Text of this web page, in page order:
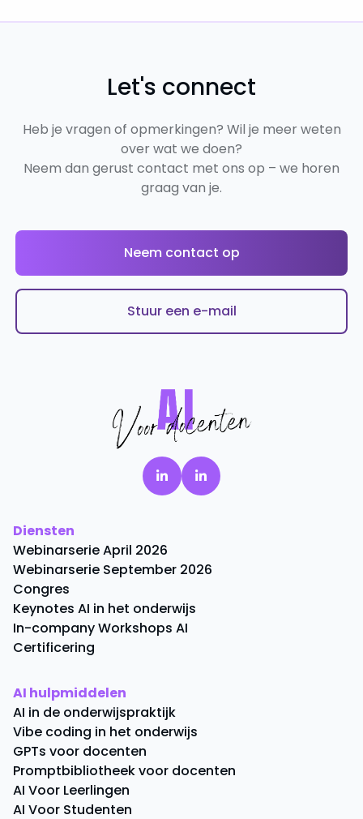
Let's connect
Heb je vragen of opmerkingen? Wil je meer weten
over wat we doen?
Neem dan gerust contact met ons op – we horen
graag van je.
Neem contact op
Stuur een e-mail
Diensten
Webinarserie April 2026
Webinarserie September 2026
Congres
Keynotes AI in het onderwijs
In-company Workshops AI
Certificering
AI hulpmiddelen
AI in de onderwijspraktijk
Vibe coding in het onderwijs
GPTs voor docenten
Promptbibliotheek voor docenten
AI Voor Leerlingen
AI Voor Studenten